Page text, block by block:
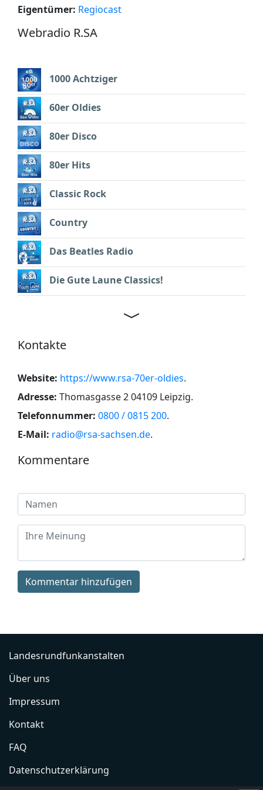
Eigentümer: Regiocast
Webradio R.SA
1000 Achtziger
60er Oldies
80er Disco
80er Hits
Classic Rock
Country
Das Beatles Radio
Die Gute Laune Classics!
Kontakte
Website: https://www.rsa-70er-oldies.
Adresse: Thomasgasse 2 04109 Leipzig.
Telefonnummer: 0800 / 0815 200.
E-Mail: radio@rsa-sachsen.de.
Kommentare
Kommentar hinzufügen
Landesrundfunkanstalten
Über uns
Impressum
Kontakt
FAQ
Datenschutzerklärung